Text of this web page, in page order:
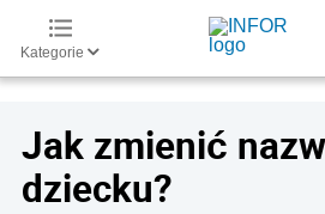
Kategorie
Jak zmienić
dziecku?